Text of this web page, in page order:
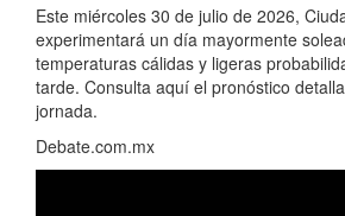
Este miércoles 30 de julio de 2026,
experimentará un día mayormente
temperaturas cálidas y ligeras
tarde. Consulta aquí el pronóstico
jornada.
Debate.com.mx